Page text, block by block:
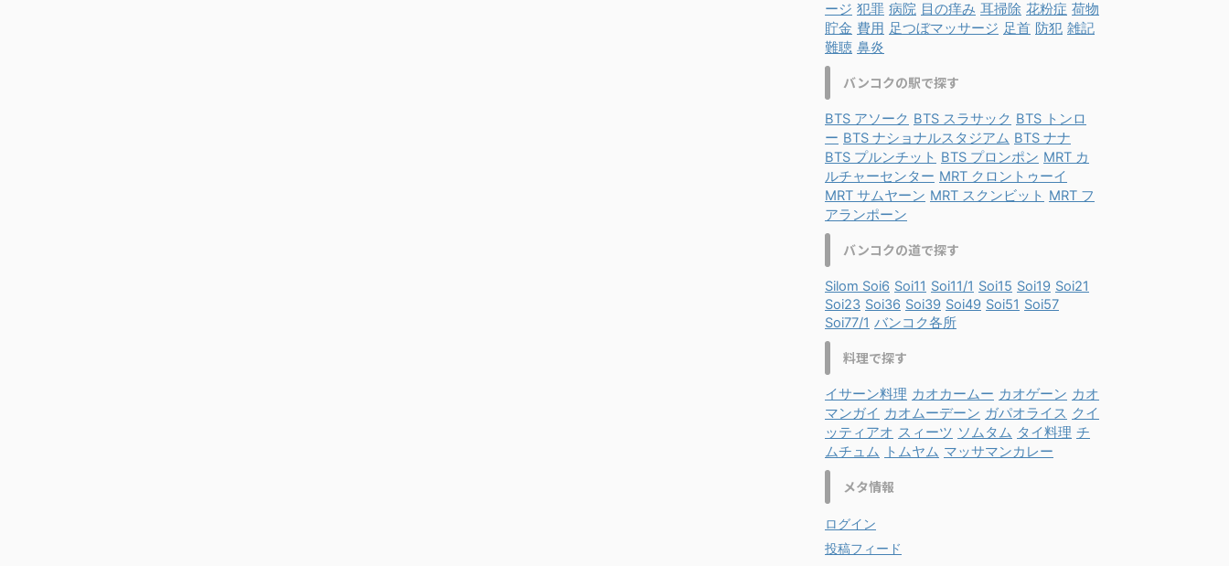
ージ 犯罪 病院 目の痒み 耳掃除 花粉症 荷物
貯金 費用 足つぼマッサージ 足首 防犯 雑記
難聴 鼻炎
バンコクの駅で探す
BTS アソーク BTS スラサック BTS トンロ
ー BTS ナショナルスタジアム BTS ナナ
BTS プルンチット BTS プロンポン MRT カ
ルチャーセンター MRT クロントゥーイ
MRT サムヤーン MRT スクンビット MRT フ
アランポーン
バンコクの道で探す
Silom Soi6 Soi11 Soi11/1 Soi15 Soi19 Soi21
Soi23 Soi36 Soi39 Soi49 Soi51 Soi57
Soi77/1 バンコク各所
料理で探す
イサーン料理 カオカームー カオゲーン カオ
マンガイ カオムーデーン ガパオライス クイ
ッティアオ スィーツ ソムタム タイ料理 チ
ムチュム
トムヤム マッサマンカレー
メタ情報
ログイン
投稿フィード